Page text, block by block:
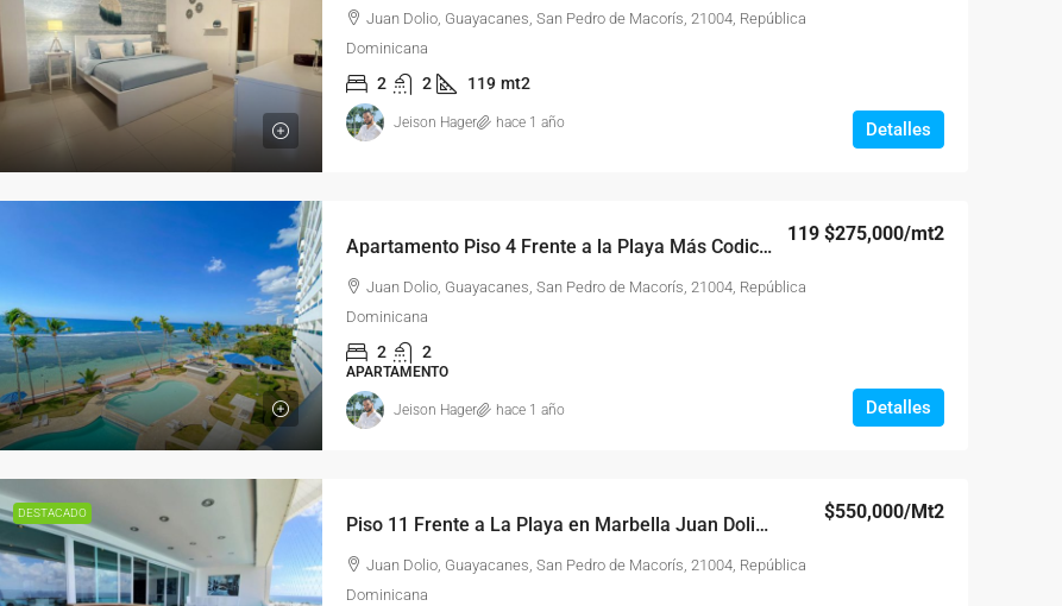
Juan Dolio, Guayacanes, San Pedro de Macorís, 21004, República
Dominicana
2 2 119 mt2
Detalles
Jeison Hager hace 1 año
Apartamento Piso 4 Frente a la Playa Más Codiciada en Las Olas Juan Dolio
119 $275,000/mt2
Juan Dolio, Guayacanes, San Pedro de Macorís, 21004, República
Dominicana
2 2
APARTAMENTO
Detalles
Jeison Hager hace 1 año
DESTACADO
Piso 11 Frente a La Playa en Marbella Juan Dolió; Vive en el Paraíso
$550,000/Mt2
Juan Dolio, Guayacanes, San Pedro de Macorís, 21004, República
Dominicana